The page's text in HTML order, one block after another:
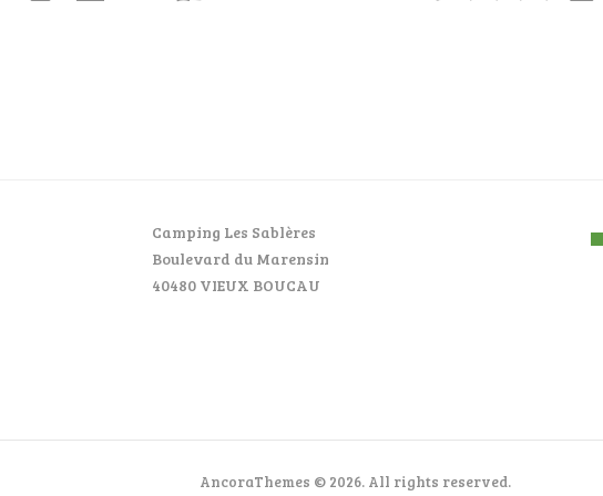
Camping Les Sablères
Boulevard du Marensin
40480 VIEUX BOUCAU
AncoraThemes © 2026. All rights reserved.